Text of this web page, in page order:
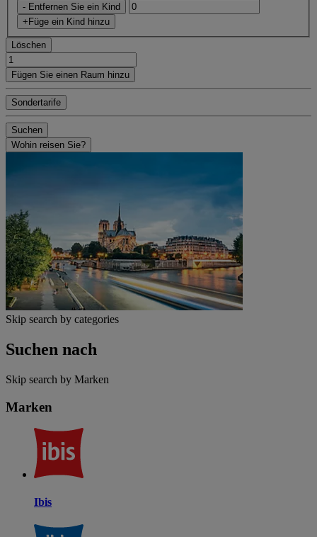
- Entfernen Sie ein Kind
+Füge ein Kind hinzu
Löschen
Fügen Sie einen Raum hinzu
Sondertarife
Suchen
Wohin reisen Sie?
Skip search by categories
Suchen nach
Skip search by Marken
Marken
Ibis